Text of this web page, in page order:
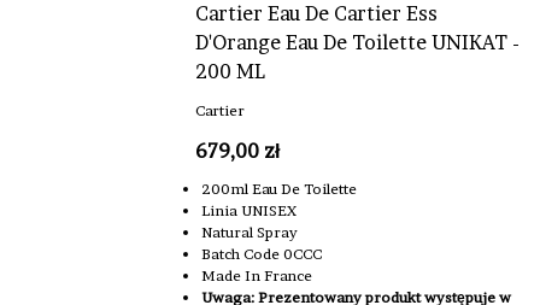
Cartier Eau De Cartier Ess
D'Orange Eau De Toilette UNIKAT -
200 ML
Cartier
679,00 zł
200ml Eau De Toilette
Linia UNISEX
Natural Spray
Batch Code 0CCC
Made In France
Uwaga: Prezentowany produkt występuje w